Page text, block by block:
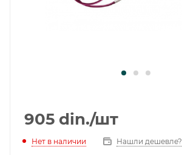
905 din./шт
Нет в наличии Нашли дешевле?